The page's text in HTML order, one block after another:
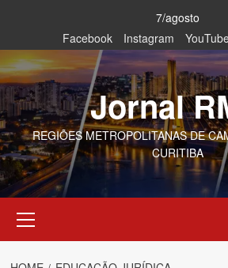
content
7/agosto
Facebook
Instagram
Jornal
REGIÕES METROPOLITANAS DE
CURITIBA
Menu